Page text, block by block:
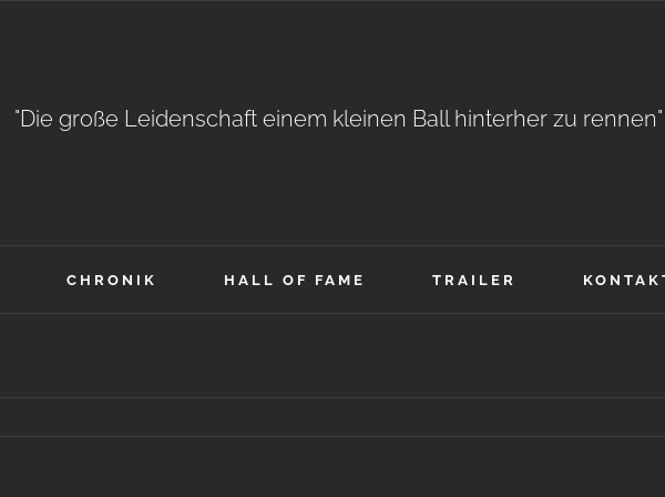
"Die große Leidenschaft einem kleinen Ball hinterher zu rennen"
CHRONIK HALL OF FAME TRAILER